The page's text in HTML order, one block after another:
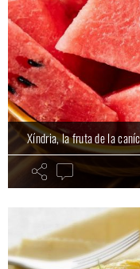
Xíndria, la fruta de la